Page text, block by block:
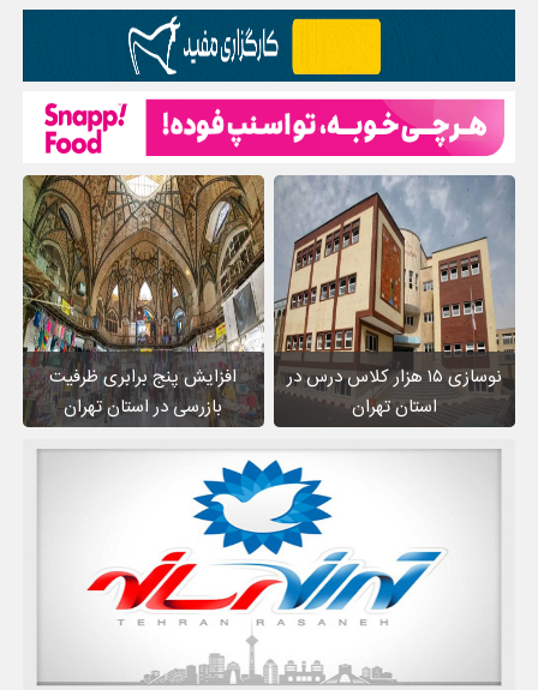
نوسازی ۱۵ هزار کلاس درس در
استان تهران
افزایش پنج برابری ظرفیت
بازرسی در استان تهران